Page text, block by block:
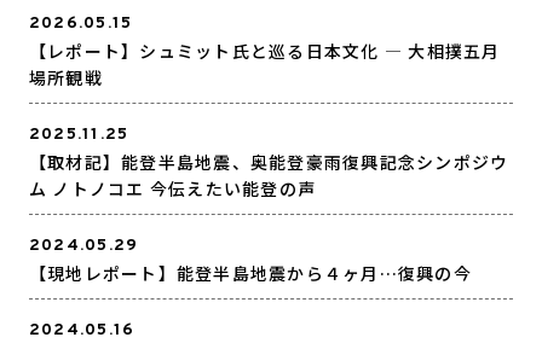
2026.05.15
【レポート】シュミット氏と巡る日本文化 ― 大相撲五月
場所観戦
2025.11.25
【取材記】能登半島地震、奥能登豪雨復興記念シンポジウ
ム ノトノコエ 今伝えたい能登の声
2024.05.29
【現地レポート】能登半島地震から４ヶ月…復興の今
2024.05.16